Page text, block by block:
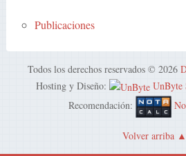
Publicaciones
Todos los derechos reservados © 2026
Hosting y Diseño:
UnByte
Recomendación:
Volver arriba